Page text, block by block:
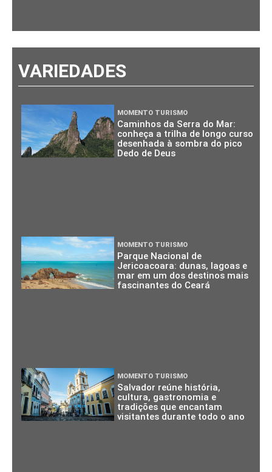
VARIEDADES
MOMENTO TURISMO
Caminhos da Serra do Mar:
conheça a trilha de longo curso
desenhada à sombra do pico
Dedo de Deus
MOMENTO TURISMO
Parque Nacional de
Jericoacoara: dunas, lagoas e
mar em um dos destinos mais
fascinantes do Ceará
MOMENTO TURISMO
Salvador reúne história,
cultura, gastronomia e
tradições que encantam
visitantes durante todo o ano